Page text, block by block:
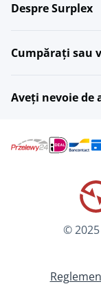
Despre Surplex
Cumpărați sau
Aveți nevoie de
©